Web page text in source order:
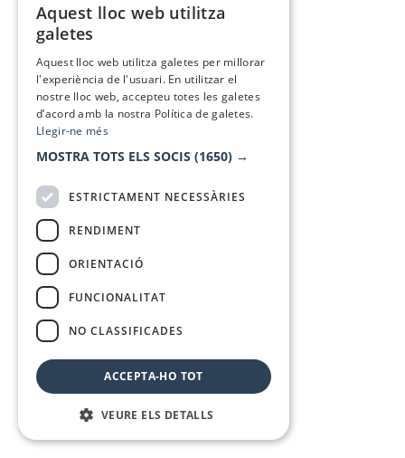
Aquest lloc web utilitza
galetes
Aquest lloc web utilitza galetes per millorar
l'experiència de l'usuari. En utilitzar el
nostre lloc web, accepteu totes les galetes
d’acord amb la nostra Política de galetes.
Llegir-ne més
MOSTRA TOTS ELS SOCIS (1650) →
ESTRICTAMENT NECESSÀRIES
RENDIMENT
ORIENTACIÓ
FUNCIONALITAT
NO CLASSIFICADES
ACCEPTA-HO TOT
VEURE ELS DETALLS